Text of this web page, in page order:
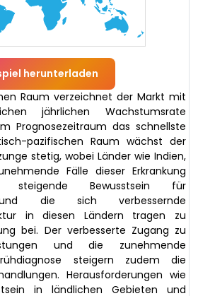
herunterladen
Raum verzeichnet der Markt mit
jährlichen Wachstumsrate
Prognosezeitraum das schnellste
pazifischen Raum wächst der
stetig, wobei Länder wie Indien,
Fälle dieser Erkrankung
steigende Bewusstsein für
und die sich verbessernde
in diesen Ländern tragen zu
bei. Der verbesserte Zugang zu
und die zunehmende
steigern zudem die
Herausforderungen wie
in ländlichen Gebieten und